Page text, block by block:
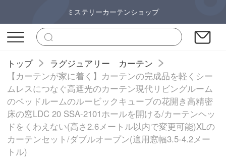
ミステリーカーテンショップ
トップ
ラグジュアリー カーテン
【カーテンが家に着く】カーテンの完成品を軽くシー
ムレスにつなぐ高遮光のカーテン現代リビングルーム
のベッドルームのルービックキューブの花開き高精密
床の窓LDC 20 SSA-2101ホールを開ける/カーテンヘッ
ドをくわえない(高さ2.6メートル以内で変更可能)XLの
カーテンセット/ダブルオープン(適用窓幅3.5-4.2メー
トル)